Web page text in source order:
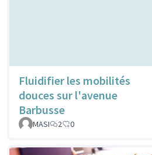
Fluidifier les mobilités
douces sur l'avenue
Barbusse
MASI 2 0